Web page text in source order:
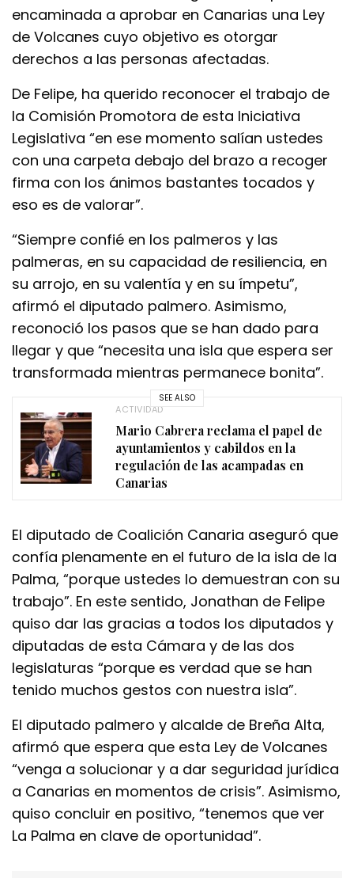
encaminada a aprobar en Canarias una Ley
de Volcanes cuyo objetivo es otorgar
derechos a las personas afectadas.
De Felipe, ha querido reconocer el trabajo de
la Comisión Promotora de esta Iniciativa
Legislativa “en ese momento salían ustedes
con una carpeta debajo del brazo a recoger
firma con los ánimos bastantes tocados y
eso es de valorar”.
“Siempre confié en los palmeros y las
palmeras, en su capacidad de resiliencia, en
su arrojo, en su valentía y en su ímpetu”,
afirmó el diputado palmero. Asimismo,
reconoció los pasos que se han dado para
llegar y que “necesita una isla que espera ser
transformada mientras permanece bonita”.
SEE ALSO
ACTIVIDAD
Mario Cabrera reclama el papel de
ayuntamientos y cabildos en la
regulación de las acampadas en
Canarias
El diputado de Coalición Canaria aseguró que
confía plenamente en el futuro de la isla de la
Palma, “porque ustedes lo demuestran con su
trabajo”. En este sentido, Jonathan de Felipe
quiso dar las gracias a todos los diputados y
diputadas de esta Cámara y de las dos
legislaturas “porque es verdad que se han
tenido muchos gestos con nuestra isla”.
El diputado palmero y alcalde de Breña Alta,
afirmó que espera que esta Ley de Volcanes
“venga a solucionar y a dar seguridad jurídica
a Canarias en momentos de crisis”. Asimismo,
quiso concluir en positivo, “tenemos que ver
La Palma en clave de oportunidad”.